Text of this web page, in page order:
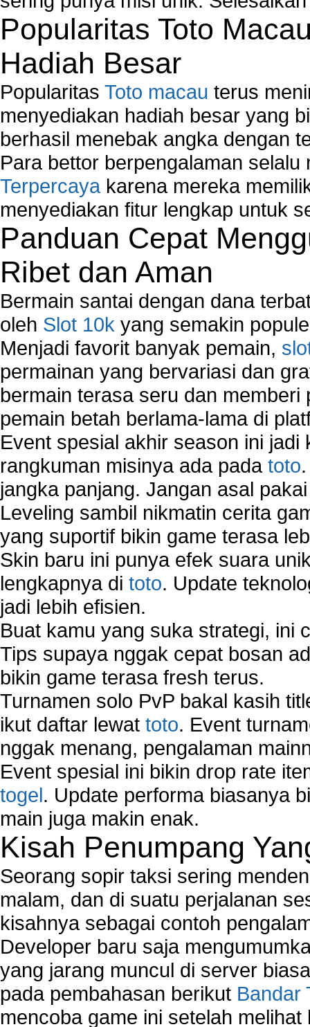
Popularitas Toto
Hadiah Besar
Popularitas Toto macau terus
menyediakan hadiah besar yang
berhasil menebak angka dengan
Para bettor berpengalaman
Terpercaya karena mereka
menyediakan fitur lengkap untuk
Panduan Cepat
Ribet dan Aman
Bermain santai dengan dana
oleh Slot 10k yang semakin
Menjadi favorit banyak pemain,
permainan yang bervariasi dan
bermain terasa seru dan
pemain betah berlama-lama di
Event spesial akhir season ini
rangkuman misinya ada pada toto
jangka panjang. Jangan asal
Leveling sambil nikmatin cerita
yang suportif bikin game terasa
Skin baru ini punya efek suara
lengkapnya di toto. Update
jadi lebih efisien.
Buat kamu yang suka strategi, ini
Tips supaya nggak cepat bosan
bikin game terasa fresh terus.
Turnamen solo PvP bakal kasih
ikut daftar lewat toto. Event
nggak menang, pengalaman
Event spesial ini bikin drop rate
togel. Update performa biasanya
main juga makin enak.
Kisah Penumpang
Seorang sopir taksi sering
malam, dan di suatu perjalanan
kisahnya sebagai contoh
Developer baru saja
yang jarang muncul di server
pada pembahasan berikut Bandar
mencoba game ini setelah